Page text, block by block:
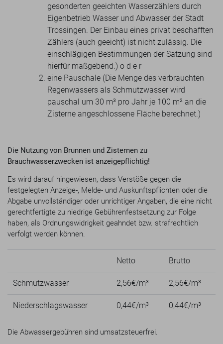
gesonderten geeichten Wasserzählers durch
Eigenbetrieb Wasser und Abwasser der Stadt
Trossingen. Der Einbau eines privat beschafften
Zählers (auch geeicht) ist nicht zulässig. Die
einschlägigen Bestimmungen der Satzung sind
hierfür maßgebend.) o d e r
eine Pauschale (Die Menge des verbrauchten
Regenwassers als Schmutzwasser wird
pauschal um 30 m³ pro Jahr je 100 m² an die
Zisterne angeschlossene Fläche berechnet.)
Die Nutzung von Brunnen und Zisternen zu
Brauchwasserzwecken ist anzeigepflichtig!
Es wird darauf hingewiesen, dass Verstöße gegen die
festgelegten Anzeige-, Melde- und Auskunftspflichten oder die
Abgabe unvollständiger oder unrichtiger Angaben, die eine nicht
gerechtfertigte zu niedrige Gebührenfestsetzung zur Folge
haben, als Ordnungswidrigkeit geahndet bzw. strafrechtlich
verfolgt werden können.
Netto Brutto
Schmutzwasser 2,56€/m³ 2,56€/m³
Niederschlagswasser 0,44€/m³ 0,44€/m³
Die Abwassergebühren sind umsatzsteuerfrei.